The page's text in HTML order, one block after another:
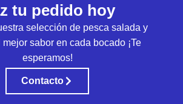
tu pedido hoy
selección de pesca salada y
sabor en cada bocado ¡Te
esperamos!
Contacto